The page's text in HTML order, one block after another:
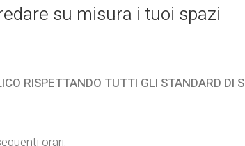
su misura i tuoi spazi
RISPETTANDO TUTTI GLI STANDARD DI
orari: